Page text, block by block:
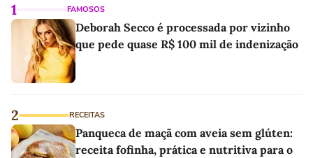
1 FAMOSOS
Deborah Secco é processada por vizinho
que pede quase R$ 100 mil de indenização
2 RECEITAS
Panqueca de maçã com aveia sem glúten:
receita fofinha, prática e nutritiva para o